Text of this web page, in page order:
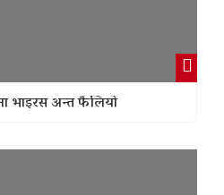
भाइरस अन्त फैलियो